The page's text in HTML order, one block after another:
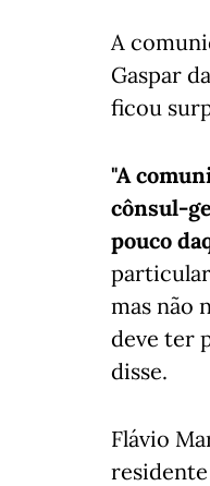
A
Gaspar
ficou
"A
cônsul-
pouco
mas não
deve ter
disse.
Flávio